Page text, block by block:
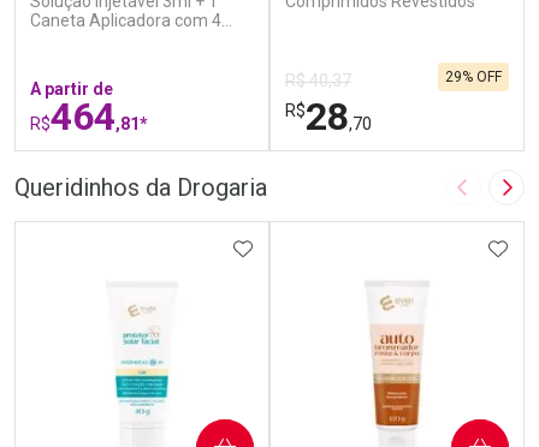
Caneta Aplicadora com 4
A partir de
R$464,81*
R$ 40,37
R$28,70
29% OFF
Queridinhos da Drogaria Imagem
ADICIONAR AOS FAVORITOS